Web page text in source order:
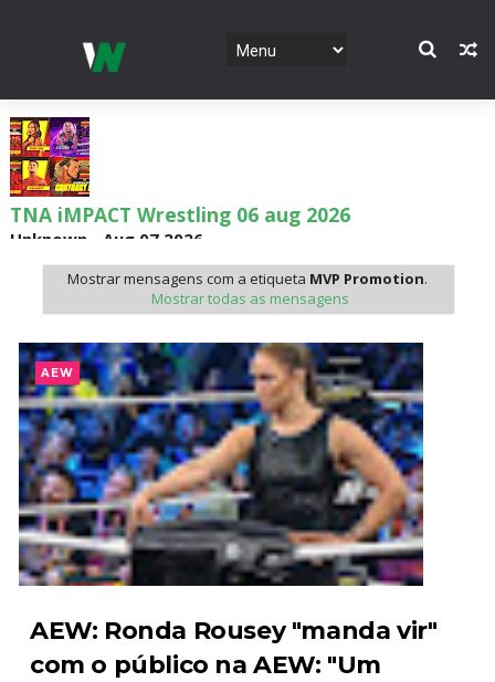
TNA iMPACT Wrestling 06 aug 2026
Unknown Aug 07 2026
AEW Dynamite 05AUG26
Unknown-Aug 06 2026
WWE NXT 04 Aug 2026
Unknown-Aug 05 2026
WWE Monday Night Raw 03 Aug 2026
Mostrar mensagens com a etiqueta MVP Promotion.
Mostrar todas as mensagens
AEW
AEW: Ronda Rousey "manda vir"
com o público na AEW: "Um